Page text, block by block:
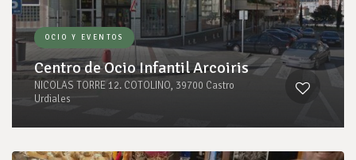
OCIO Y EVENTOS
Centro de Ocio Infantil Arcoiris
NICOLAS TORRE 12. COTOLINO, 39700 Castro
Urdiales